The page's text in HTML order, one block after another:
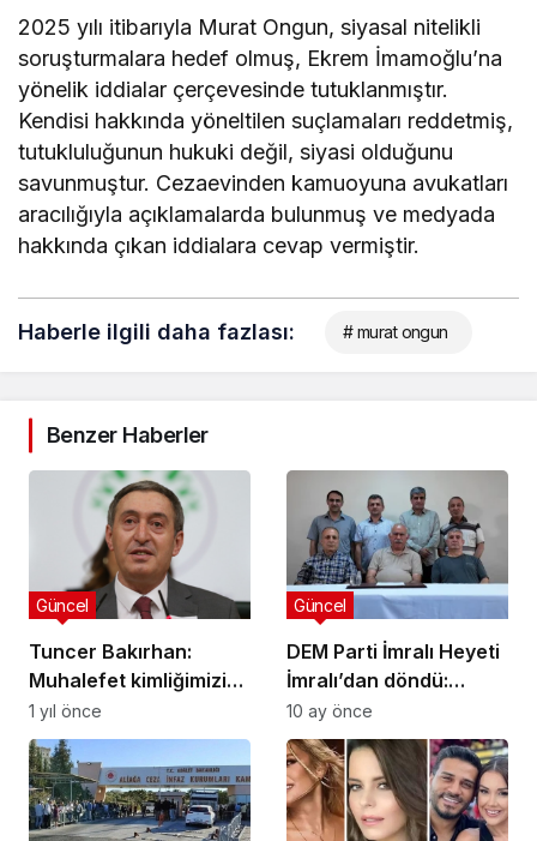
2025 yılı itibarıyla Murat Ongun, siyasal nitelikli
soruşturmalara hedef olmuş, Ekrem İmamoğlu’na
yönelik iddialar çerçevesinde tutuklanmıştır.
Kendisi hakkında yöneltilen suçlamaları reddetmiş,
tutukluluğunun hukuki değil, siyasi olduğunu
savunmuştur. Cezaevinden kamuoyuna avukatları
aracılığıyla açıklamalarda bulunmuş ve medyada
hakkında çıkan iddialara cevap vermiştir.
Haberle ilgili daha fazlası: # murat ongun
Benzer Haberler
Tuncer Bakırhan:
Muhalefet kimliğimizi
asla kaybetmeyeceğiz
Güncel
1 yıl önce
DEM Parti İmralı Heyeti
İmralı’dan döndü:
Açıklama yarın
Güncel
10 ay önce